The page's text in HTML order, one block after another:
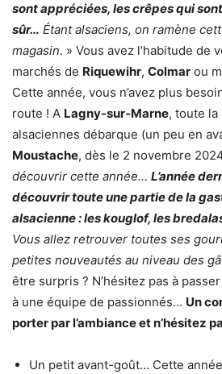
sont appréciées, les crêpes qui
sûr… Étant alsaciens, on ramène
magasin. » Vous avez l’habitude de
marchés de Riquewihr, Colmar ou
Cette année, vous n’avez plus
route ! A Lagny-sur-Marne, toute
alsaciennes débarque (un peu en
Moustache, dès le 2 novembre
découvrir cette année… L’année
découvrir toute une partie de la
alsacienne : les kouglof, les
Vous allez retrouver toutes ses
petites nouveautés au niveau des
être surpris ? N’hésitez pas à
à une équipe de passionnés… Un
porter par l’ambiance et n’hésitez
Un petit avant-goût… Cette